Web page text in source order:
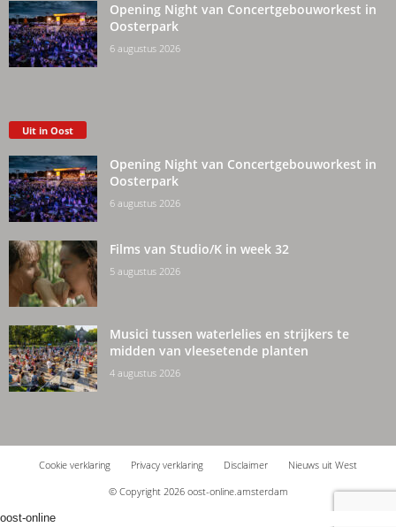
Opening Night van Concertgebouworkest in
Oosterpark
6 augustus 2026
Uit in Oost
Opening Night van Concertgebouworkest in
Oosterpark
6 augustus 2026
Films van Studio/K in week 32
5 augustus 2026
Musici tussen waterlelies en strijkers te
midden van vleesetende planten
4 augustus 2026
Cookie verklaring Privacy verklaring Disclaimer
Nieuws uit West
© Copyright 2026 oost-online.amsterdam
oost-online